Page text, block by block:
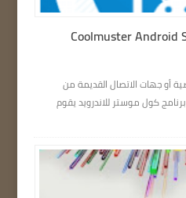
Coolmuster Android
أو جهات الاتصال القديمة من
كول موستر للاندرويد يقوم